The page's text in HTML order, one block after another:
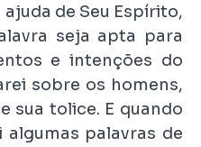
de Seu Espírito,
seja apta para
e intenções do
sobre os homens,
sua tolice. E quando
palavras de